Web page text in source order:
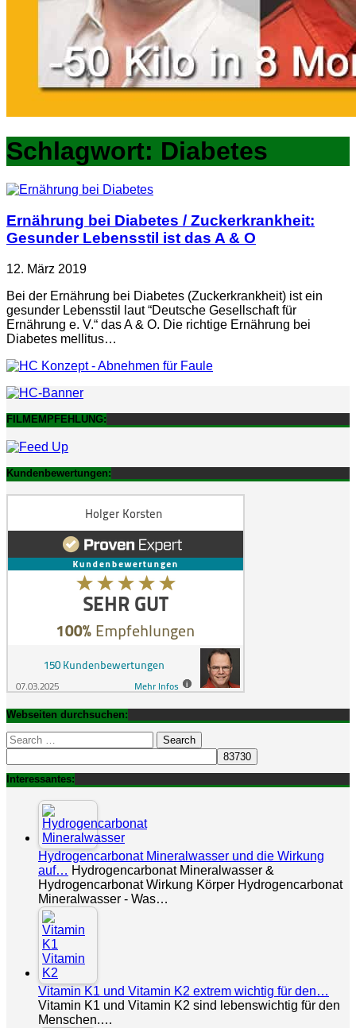
Schlagwort: Diabetes
Ernährung bei Diabetes / Zuckerkrankheit:
Gesunder Lebensstil ist das A & O
12. März 2019
Bei der Ernährung bei Diabetes (Zuckerkrankheit) ist ein
gesunder Lebensstil laut “Deutsche Gesellschaft für
Ernährung e. V.“ das A & O. Die richtige Ernährung bei
Diabetes mellitus…
FILMEMPFEHLUNG:
Kundenbewertungen:
Webseiten durchsuchen:
Search
for:
Interessantes:
Hydrogencarbonat Mineralwasser und die Wirkung
auf… Hydrogencarbonat Mineralwasser &
Hydrogencarbonat Wirkung Körper Hydrogencarbonat
Mineralwasser - Was…
Vitamin K1 und Vitamin K2 extrem wichtig für den…
Vitamin K1 und Vitamin K2 sind lebenswichtig für den
Menschen.…